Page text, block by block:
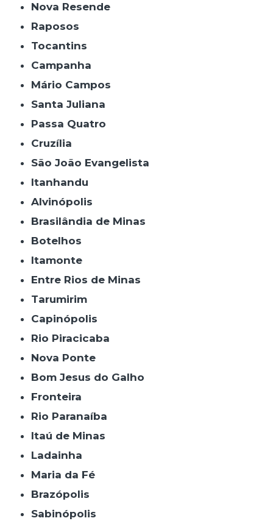
Nova Resende
Raposos
Tocantins
Campanha
Mário Campos
Santa Juliana
Passa Quatro
Cruzília
São João Evangelista
Itanhandu
Alvinópolis
Brasilândia de Minas
Botelhos
Itamonte
Entre Rios de Minas
Tarumirim
Capinópolis
Rio Piracicaba
Nova Ponte
Bom Jesus do Galho
Fronteira
Rio Paranaíba
Itaú de Minas
Ladainha
Maria da Fé
Brazópolis
Sabinópolis